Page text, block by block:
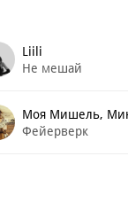
Liili
Не мешай
Моя Мишель,
Liili
Фейерверк